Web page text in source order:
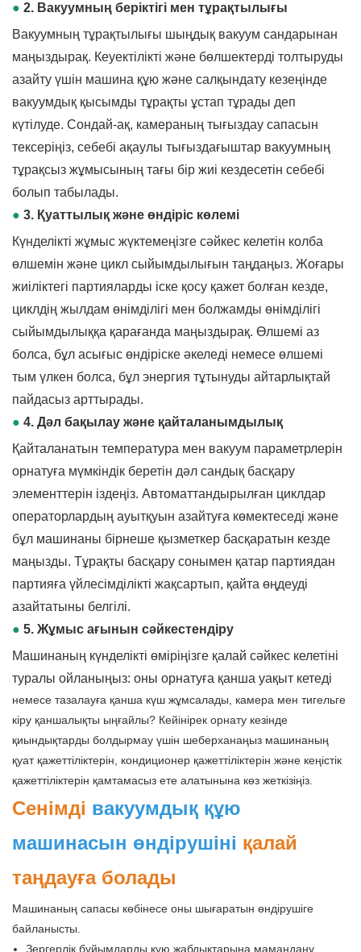
● 2. Вакуумның беріктігі мен тұрақтылығы
Вакуумның тұрақтылығы шыңдық вакуум сандарынан
маңыздырақ. Кеуектілікті және бөлшектерді толтыруды
азайту үшін машина құю және салқындату кезеңінде
вакуумдық қысымды тұрақты ұстап тұрады деп
күтілуде. Сондай-ақ, камераның тығыздау сапасын
тексеріңіз, себебі ақаулы тығыздағыштар вакуумның
тұрақсыз жұмысының тағы бір жиі кездесетін себебі
болып табылады.
● 3. Қуаттылық және өндіріс көлемі
Күнделікті жұмыс жүктемеңізге сәйкес келетін колба
өлшемін және цикл сыйымдылығын таңдаңыз. Жоғары
жиіліктегі партияларды іске қосу қажет болған кезде,
циклдің жылдам өнімділігі мен болжамды өнімділігі
сыйымдылыққа қарағанда маңыздырақ. Өлшемі аз
болса, бұл асығыс өндіріске әкеледі немесе өлшемі
тым үлкен болса, бұл энергия тұтынуды айтарлықтай
пайдасыз арттырады.
● 4. Дәл бақылау және қайталанымдылық
Қайталанатын температура мен вакуум параметрлерін
орнатуға мүмкіндік беретін дәл сандық басқару
элементтерін іздеңіз. Автоматтандырылған циклдар
операторлардың ауытқуын азайтуға көмектеседі және
бұл машинаны бірнеше қызметкер басқаратын кезде
маңызды. Тұрақты басқару сонымен қатар партиядан
партияға үйлесімділікті жақсартып, қайта өңдеуді
азайтатыны белгілі.
● 5. Жұмыс ағынын сәйкестендіру
Машинаның күнделікті өміріңізге қалай сәйкес келетіні
туралы ойланыңыз: оны орнатуға қанша уақыт кетеді
немесе тазалауға қанша күш жұмсалады, камера мен тигельге
кіру қаншалықты ыңғайлы? Кейінірек орнату кезінде
қиындықтарды болдырмау үшін шеберханаңыз машинаның
қуат қажеттіліктерін, кондиционер қажеттіліктерін және кеңістік
қажеттіліктерін қамтамасыз ете алатынына көз жеткізіңіз.
Сенімді вакуумдық құю
машинасын өндірушіні қалай
таңдауға болады
Машинаның сапасы көбінесе оны шығаратын өндірушіге
байланысты.
Зергерлік бұйымдарды құю жабдықтарына мамандану